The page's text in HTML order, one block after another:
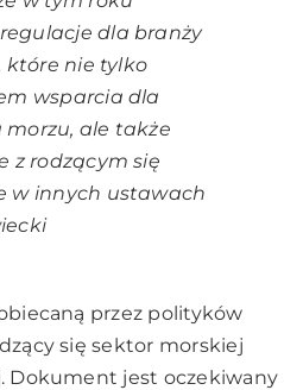
dla branży
które nie tylko
wsparcia dla
ale także
z rodzącym się
w innych ustawach
przez polityków
się sektor morskiej
Dokument jest oczekiwany